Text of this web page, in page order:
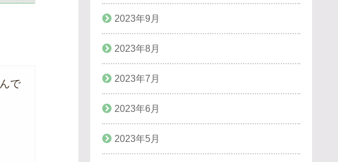
で
2023年9月
2023年8月
2023年7月
2023年6月
2023年5月